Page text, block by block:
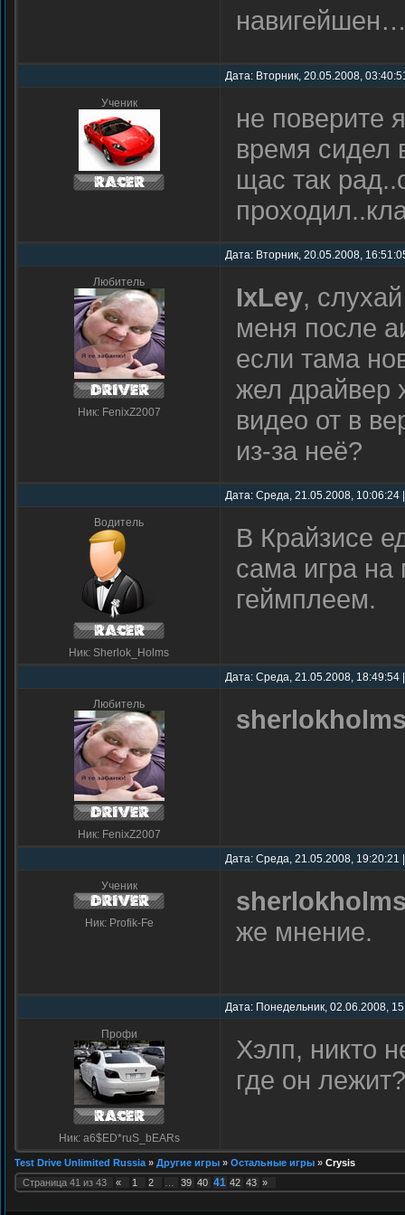
Дата: Вторник, 20.05.2008,
Ученик
не поверите
время сидел
щас так
Дата: Вторник, 20.05.2008,
Любитель
Ник: FenixZ2007
IxLey,
меня после
если тама
жел драйвер
видео от в
из-за неё?
Дата: Среда, 21.05.2008,
Водитель
Ник: Sherlok_Holms
В Крайзисе
сама игра
геймплеем.
Дата: Среда, 21.05.2008,
Любитель
Ник: FenixZ2007
Дата: Среда, 21.05.2008,
Ученик
Ник: Profik-Fe
же мнение.
Дата: Понедельник, 02.06.2008,
Профи
Ник: a6$ED*ruS_bEARs
Хэлп, никто
где он лежит?
Test Drive Unlimited Russia » Другие игры » Остальные игры » Crysis
Страница 41 из 43 « 1 2 39 40 41 42 43 »